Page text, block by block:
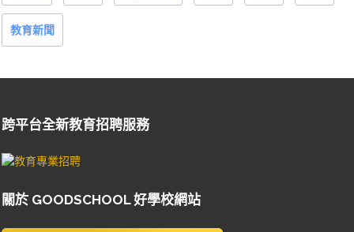
教育新聞
跨平台全新教育招聘服務
關於 GOODSCHOOL 好學校網站